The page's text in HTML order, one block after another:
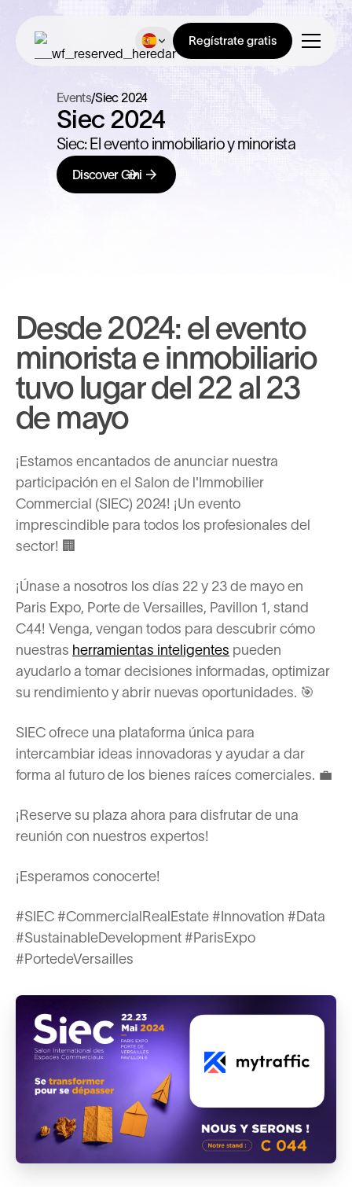
Regístrate gratis
Events/Siec 2024
Siec 2024
Siec: El evento inmobiliario y minorista
Discover Gini
Desde 2024: el evento
minorista e inmobiliario
tuvo lugar del 22 al 23
de mayo
¡Estamos encantados de anunciar nuestra
participación en el Salon de l'Immobilier
Commercial (SIEC) 2024! ¡Un evento
imprescindible para todos los profesionales del
sector! 🏢
¡Únase a nosotros los días 22 y 23 de mayo en
Paris Expo, Porte de Versailles, Pavillon 1, stand
C44! Venga, vengan todos para descubrir cómo
nuestras herramientas inteligentes pueden
ayudarlo a tomar decisiones informadas, optimizar
su rendimiento y abrir nuevas oportunidades. 🎯
SIEC ofrece una plataforma única para
intercambiar ideas innovadoras y ayudar a dar
forma al futuro de los bienes raíces comerciales. 💼
¡Reserve su plaza ahora para disfrutar de una
reunión con nuestros expertos!
¡Esperamos conocerte!
#SIEC #CommercialRealEstate #Innovation #Data
#SustainableDevelopment #ParisExpo
#PortedeVersailles